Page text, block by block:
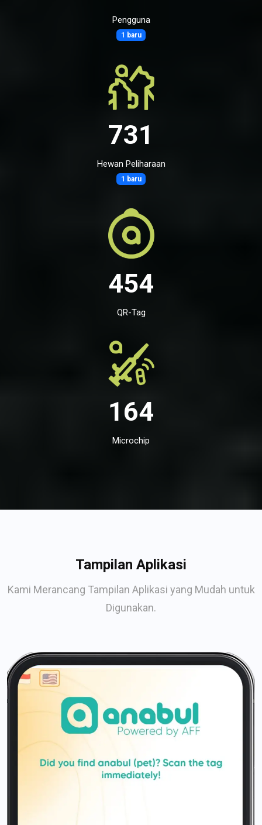
Pengguna
1 baru
731
Hewan Peliharaan
1 baru
454
QR-Tag
164
Microchip
Tampilan Aplikasi
Kami Merancang Tampilan Aplikasi yang Mudah untuk
Digunakan.